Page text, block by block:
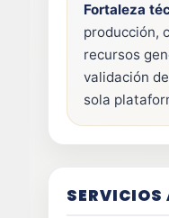
Fortaleza
producción,
recursos
validación
sola
SERVICIOS